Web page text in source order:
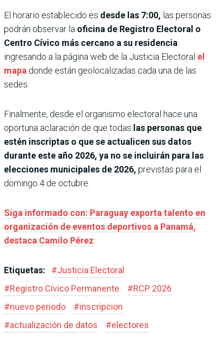
El horario establecido es desde las 7:00, las personas
podrán observar la oficina de Registro Electoral o
Centro Cívico más cercano a su residencia
ingresando a la página web de la Justicia Electoral el
mapa donde están geolocalizadas cada una de las
sedes.
Finalmente, desde el organismo electoral hace una
oportuna aclaración de que todas las personas que
estén inscriptas o que se actualicen sus datos
durante este año 2026, ya no se incluirán para las
elecciones municipales de 2026, previstas para el
domingo 4 de octubre.
Siga informado con: Paraguay exporta talento en
organización de eventos deportivos a Panamá,
destaca Camilo Pérez
Etiquetas: #Justicia Electoral
#Registro Cívico Permanente #RCP 2026
#nuevo periodo #inscripcion
#actualización de datos #electores